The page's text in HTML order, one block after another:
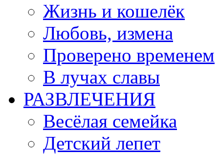
Жизнь и кошелёк
Любовь, измена
Проверено временем
В лучах славы
РАЗВЛЕЧЕНИЯ
Весёлая семейка
Детский лепет